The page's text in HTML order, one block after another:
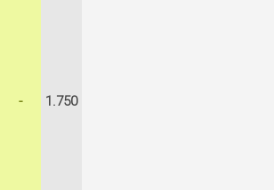
- 1.750